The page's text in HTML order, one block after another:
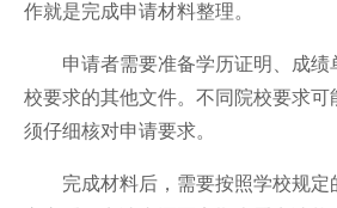
作就是完成申请材料整理。
申请者需要准备学历证明、成绩
校要求的其他文件。不同院校要求可
须仔细核对申请要求。
完成材料后，需要按照学校规定